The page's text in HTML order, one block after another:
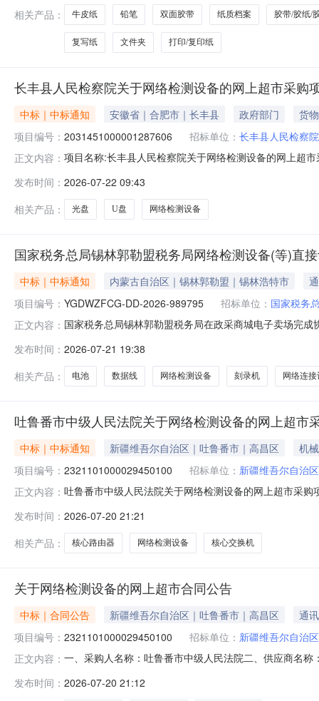
相关产品：
牛皮纸 铅笔 双面胶带 纸质档案 胶带/胶纸/
复写纸 文件夹 打印/复印纸
长丰县人民检察院关于网络检测设备的网上超市采购
中标｜中标通知 安徽省｜合肥市｜长丰县 政府部门
货物
项目编号： 2031451000001287606 招标单位： 长丰县人民检察院
正文内容： 项目名称:长丰县人民检察院关于网络检测设备的网上超
购单位地址:/三、成交信息交易方式:直接采购成交日期
发布时间： 2026-07-22 09:43
相关产品：
光盘 U盘 网络检测设备
国家税务总局锡林郭勒盟税务局网络检测设备(等)直
中标｜中标通知 内蒙古自治区｜锡林郭勒盟｜锡林浩特市
项目编号： YGDWZFCG-DD-2026-989795 招标单位： 国家税务
正文内容： 国家税务总局锡林郭勒盟税务局在政采商城电子卖场完
采购结果成交供应商：内蒙古君乾科技有限公司成交时
发布时间： 2026-07-21 19:38
相关产品：
电池 数据线 网络检测设备 刻录机 网络连
吐鲁番市中级人民法院关于网络检测设备的网上超市
中标｜中标通知 新疆维吾尔自治区｜吐鲁番市｜高昌区
机
项目编号： 2321101000029450100 招标单位： 新疆维吾尔自治
正文内容： 吐鲁番市中级人民法院关于网络检测设备的网上超市采
（元）:项目所在行政区划编码:650499项目所在行政区
发布时间： 2026-07-20 21:21
相关产品：
核心路由器 网络检测设备 核心交换机
关于网络检测设备的网上超市合同公告
中标｜合同公告 新疆维吾尔自治区｜吐鲁番市｜高昌区
通
项目编号： 2321101000029450100 招标单位： 新疆维吾尔自治
正文内容： 一、采购人名称：吐鲁番市中级人民法院二、供应商名
质保三年华为智选S12700H-8台1.002400002400002华
发布时间： 2026-07-20 21:12